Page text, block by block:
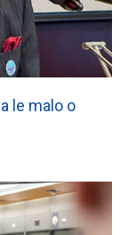
le malo o